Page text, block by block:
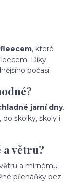
, které
Díky
počasí.
jarní dny.
školky, školy i
a větru?
a mírnému
přeháňky bez